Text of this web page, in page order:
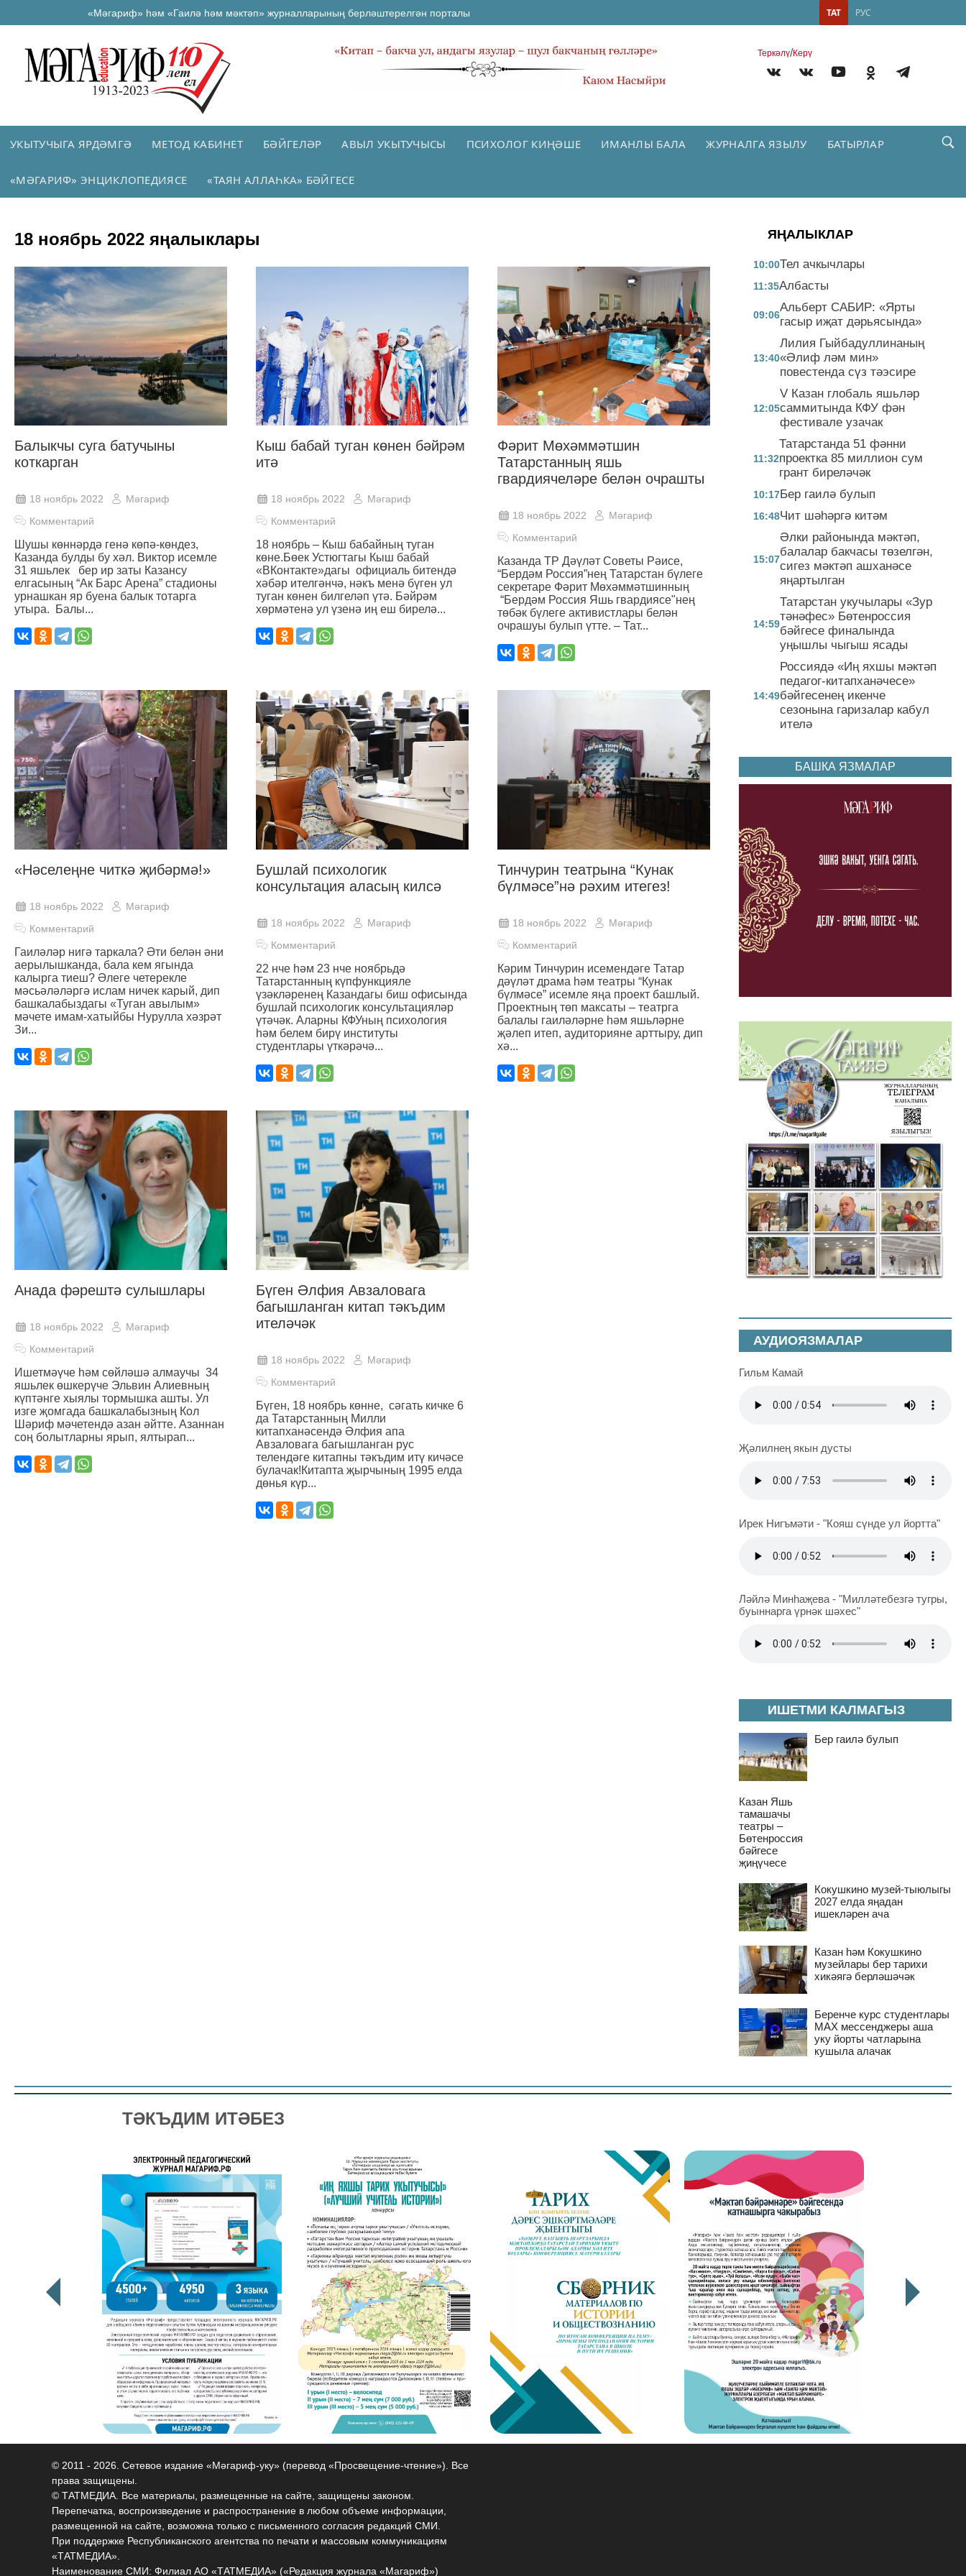
«Мәгариф» һәм «Гаилә һәм мәктәп» журналларының берләштерелгән порталы РУС
ТАТ
Теркəлү/Керү
УКЫТУЧЫГА ЯРДӘМГӘ МЕТОД КАБИНЕТ БӘЙГЕЛӘР АВЫЛ УКЫТУЧЫСЫ ПСИХОЛОГ КИҢӘШЕ ИМАНЛЫ БАЛА ЖУРНАЛГА ЯЗЫЛУ БАТЫРЛАР
«МӘГАРИФ» ЭНЦИКЛОПЕДИЯСЕ «ТАЯН АЛЛАҺКА» БӘЙГЕСЕ
18 ноябрь 2022 яңалыклары
Балыкчы суга батучыны
коткарган
18 ноябрь 2022
Мәгариф
Комментарий
Шушы көннәрдә генә көпә-көндез,
Казанда булды бу хәл. Виктор исемле
31 яшьлек бер ир заты Казансу
елгасының “Ак Барс Арена” стадионы
урнашкан яр буена балык тотарга
утыра. Балы...
Кыш бабай туган көнен бәйрәм
итә
18 ноябрь 2022
Мәгариф
Комментарий
18 ноябрь – Кыш бабайның туган
көне.Бөек Устюгтагы Кыш бабай
«ВКонтакте»дагы официаль битендә
хәбәр ителгәнчә, нәкъ менә бүген ул
туган көнен билгеләп үтә. Бәйрәм
хөрмәтенә ул үзенә иң еш бирелә...
Фәрит Мөхәммәтшин
Татарстанның яшь
гвардиячеләре белән очрашты
18 ноябрь 2022
Мәгариф
Комментарий
Казанда ТР Дәүләт Советы Рәисе,
“Бердәм Россия”нең Татарстан бүлеге
секретаре Фәрит Мөхәммәтшинның
“Бердәм Россия Яшь гвардиясе"нең
төбәк бүлеге активистлары белән
очрашуы булып үтте. – Тат...
«Нәселеңне читкә җибәрмә!»
18 ноябрь 2022
Мәгариф
Комментарий
Гаиләләр нигә таркала? Әти белән әни
аерылышканда, бала кем ягында
калырга тиеш? Әлеге четерекле
мәсьәләләргә ислам ничек карый, дип
башкалабыздагы «Туган авылым»
мәчете имам-хатыйбы Нурулла хәзрәт
Зи...
Бушлай психологик
консультация аласың килсә
18 ноябрь 2022
Мәгариф
Комментарий
22 нче һәм 23 нче ноябрьдә
Татарстанның күпфункцияле
үзәкләренең Казандагы биш офисында
бушлай психологик консультацияләр
үтәчәк. Аларны КФУның психология
һәм белем бирү институты
студентлары үткәрәчә...
Тинчурин театрына “Кунак
бүлмәсе”нә рәхим итегез!
18 ноябрь 2022
Мәгариф
Комментарий
Кәрим Тинчурин исемендәге Татар
дәүләт драма һәм театры “Кунак
бүлмәсе” исемле яңа проект башлый.
Проектның төп максаты – театрга
балалы гаиләләрне һәм яшьләрне
җәлеп итеп, аудиторияне арттыру, дип
хә...
Анада фәрештә сулышлары
18 ноябрь 2022
Мәгариф
Комментарий
Ишетмәүче һәм сөйләшә алмаучы 34
яшьлек өшкерүче Эльвин Алиевның
күптәнге хыялы тормышка ашты. Ул
изге җомгада башкалабызның Кол
Шәриф мәчетендә азан әйтте. Азаннан
соң болытларны ярып, ялтырап...
Бүген Әлфия Авзаловага
багышланган китап тәкъдим
ителәчәк
18 ноябрь 2022
Мәгариф
Комментарий
Бүген, 18 ноябрь көнне, сәгать кичке 6
да Татарстанның Милли
китапханәсендә Әлфия апа
Авзаловага багышланган рус
телендәге китапны тәкъдим итү кичәсе
булачак!Китапта җырчының 1995 елда
дөнья күр...
ЯҢАЛЫКЛАР
10:00Тел ачкычлары
11:35Албасты
09:06
Альберт САБИР: «Ярты
гасыр иҗат дәрьясында»
13:40
Лилия Гыйбадуллинаның
«Әлиф ләм мин»
повестенда сүз тәэсире
12:05
V Казан глобаль яшьләр
саммитында КФУ фән
фестивале узачак
11:32
Татарстанда 51 фәнни
проектка 85 миллион сум
грант биреләчәк
10:17Бер гаилә булып
16:48Чит шәһәргә китәм
15:07
Әлки районында мәктәп,
балалар бакчасы төзелгән,
сигез мәктәп ашханәсе
яңартылган
14:59
Татарстан укучылары «Зур
тәнәфес» Бөтенроссия
бәйгесе финалында
уңышлы чыгыш ясады
14:49
Россиядә «Иң яхшы мәктәп
педагог-китапханәчесе»
бәйгесенең икенче
сезонына гаризалар кабул
ителә
БАШКА ЯЗМАЛАР
ИШЕТМИ КАЛМАГЫЗ
Бер гаилә булып
Казан Яшь
тамашачы
театры –
Бөтенроссия
бәйгесе
җиңүчесе
Кокушкино музей-тыюлыгы
2027 елда яңадан
ишекләрен ача
Казан һәм Кокушкино
музейлары бер тарихи
хикәягә берләшәчәк
Беренче курс студентлары
MAX мессенджеры аша
уку йорты чатларына
кушыла алачак
АУДИОЯЗМАЛАР
Гильм Камай
Җәлилнең якын дусты
Ирек Нигъмәти - "Кояш сүнде ул йортта"
Ләйлә Минһаҗева - "Милләтебезгә тугры,
буыннарга үрнәк шәхес"
ТӘКЪДИМ ИТӘБЕЗ
© 2011 - 2026. Сетевое издание «Мәгариф-уку» (перевод «Просвещение-чтение»). Все
права защищены.
© ТАТМЕДИА. Все материалы, размещенные на сайте, защищены законом.
Перепечатка, воспроизведение и распространение в любом объеме информации,
размещенной на сайте, возможна только с письменного согласия редакций СМИ.
При поддержке Республиканского агентства по печати и массовым коммуникациям
«ТАТМЕДИА».
Наименование СМИ: Филиал АО «ТАТМЕДИА» («Редакция журнала «Магариф»)